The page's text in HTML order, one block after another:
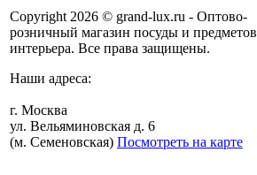
Copyright 2026 © grand-lux.ru - Оптово-
розничный магазин посуды и предметов
интерьера. Все права защищены.
Наши адреса:
г. Москва
ул. Вельяминовская д. 6
(м. Семеновская) Посмотреть на карте